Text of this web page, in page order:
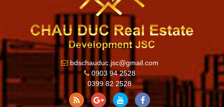
bdschauduc.jsc@gmail.com
0903 94 2528
0399 82 2528